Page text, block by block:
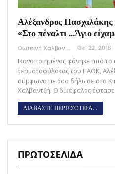
Αλέξανδρος
«Στο πέναλτι …Άγιο
Φωτεινή Χαλβαντζή Οκτ 22, 2018
Ικανοποιημένος φάνηκε από
τερματοφύλακας του ΠΑΟΚ,
σύμφωνα με όσα δήλωσε στο
Χαλβαντζή. Ο δικέφαλος
ΔΙΑΒΑΣΤΕ ΠΕΡΙΣΣΟΤΕΡΑ...
ΠΡΩΤΟΣΕΛΙΔΑ